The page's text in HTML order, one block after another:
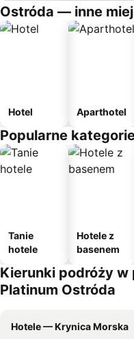
Ostróda — inne
Hotel Aparthotel
Popularne
Tanie
hotele
Hotele z
basenem
Kierunki podróży w
Platinum Ostróda
Hotele — Krynica Morska